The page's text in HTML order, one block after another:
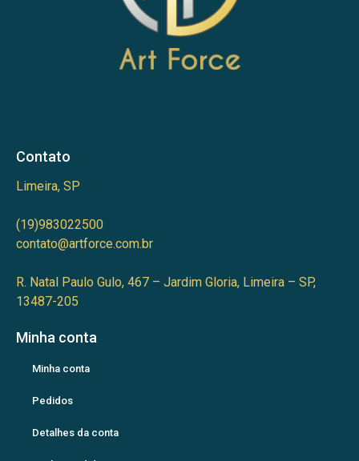
Contato
Limeira, SP
(19)983022500
contato@artforce.com.br
R. Natal Paulo Gulo, 467 – Jardim Gloria, Limeira – SP,
13487-205
Minha conta
Minha conta
Pedidos
Detalhes da conta